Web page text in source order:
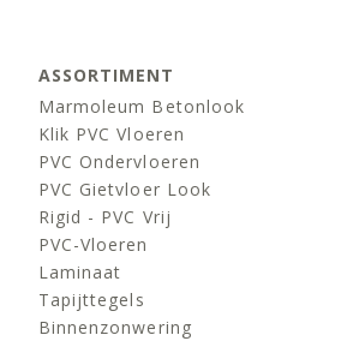
ASSORTIMENT
Marmoleum Betonlook
Klik PVC Vloeren
PVC Ondervloeren
PVC Gietvloer Look
Rigid - PVC Vrij
PVC-Vloeren
Laminaat
Tapijttegels
Binnenzonwering